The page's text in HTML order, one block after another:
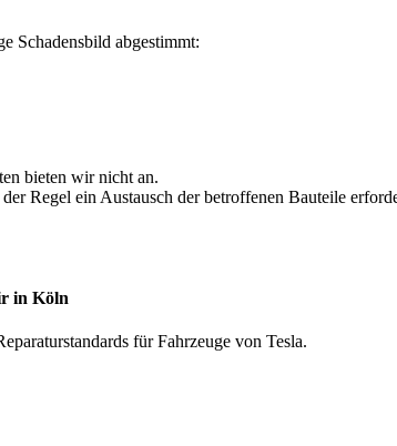
Schadensbild abgestimmt:
bieten wir nicht an.
Regel ein Austausch der betroffenen Bauteile
in Köln
für Fahrzeuge von Tesla.